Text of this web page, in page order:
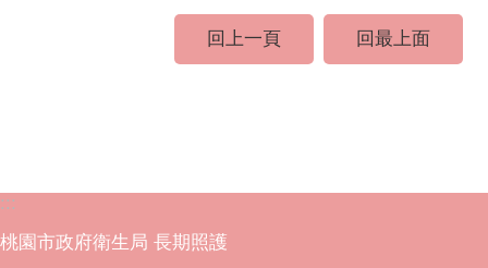
回上一頁 回最上面
:::
桃園市政府衛生局 長期照護